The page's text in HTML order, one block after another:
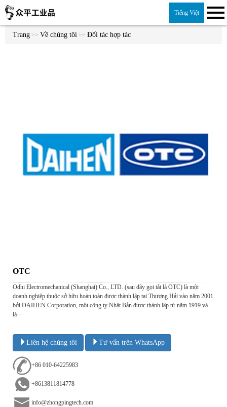
Tiếng Việt
Trang >> Về chúng tôi >> Đối tác hợp tác
OTC
Odhi Electromechanical (Shanghai) Co., LTD. (sau đây gọi tắt là OTC) là một
doanh nghiệp thuộc sở hữu hoàn toàn được thành lập tại Thượng Hải vào năm 2001
bởi DAIHEN Corporation, một công ty Nhật Bản được thành lập từ năm 1919 và
là···
Liên hệ chúng tôi Tư vấn trên WhatsApp
+86 010-64225983
+8613811814778
info@zhongpingtech.com